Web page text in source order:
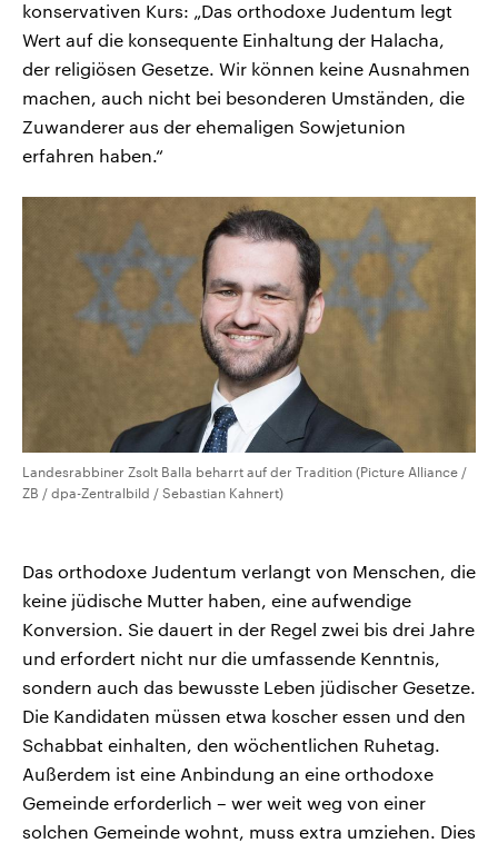
konservativen Kurs: „Das orthodoxe Judentum legt
Wert auf die konsequente Einhaltung der Halacha,
der religiösen Gesetze. Wir können keine Ausnahmen
machen, auch nicht bei besonderen Umständen, die
Zuwanderer aus der ehemaligen Sowjetunion
erfahren haben.“
Landesrabbiner Zsolt Balla beharrt auf der Tradition (Picture Alliance /
ZB / dpa-Zentralbild / Sebastian Kahnert)
Das orthodoxe Judentum verlangt von Menschen, die
keine jüdische Mutter haben, eine aufwendige
Konversion. Sie dauert in der Regel zwei bis drei Jahre
und erfordert nicht nur die umfassende Kenntnis,
sondern auch das bewusste Leben jüdischer Gesetze.
Die Kandidaten müssen etwa koscher essen und den
Schabbat einhalten, den wöchentlichen Ruhetag.
Außerdem ist eine Anbindung an eine orthodoxe
Gemeinde erforderlich – wer weit weg von einer
solchen Gemeinde wohnt, muss extra umziehen. Dies